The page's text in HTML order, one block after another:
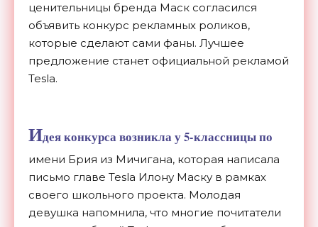
ценительницы бренда Маск согласился
объявить конкурс рекламных роликов,
которые сделают сами фаны. Лучшее
предложение станет официальной рекламой
Tesla.
Идея конкурса возникла у 5-классницы по
имени Брия из Мичигана, которая написала
письмо главе Tesla Илону Маску в рамках
своего школьного проекта. Молодая
девушка напомнила, что многие почитатели